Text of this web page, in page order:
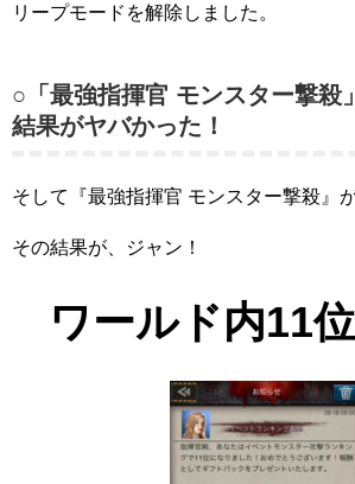
リープモードを解除しました。
○「最強指揮官 モンスター撃殺
結果がヤバかった！
そして『最強指揮官 モンスター撃殺』が
その結果が、ジャン！
ワールド内11